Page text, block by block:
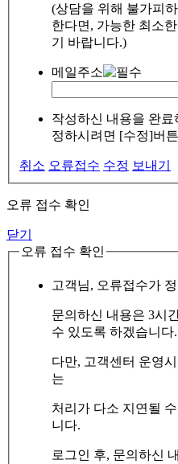
(상담을 위해 불가피
한다면, 가능한 최소
기 바랍니다.)
메일주소
작성하신 내용을 완
정하시려면 [수정]버
취소 오류접수 수정 보내기
오류 접수 확인
닫기
오류 접수 확인
고객님, 오류접수가
문의하신 내용은 3시
수 있도록 하겠습니다.
다만, 고객센터 운영시
는
처리가 다소 지연될
니다.
로그인 후, 문의하신